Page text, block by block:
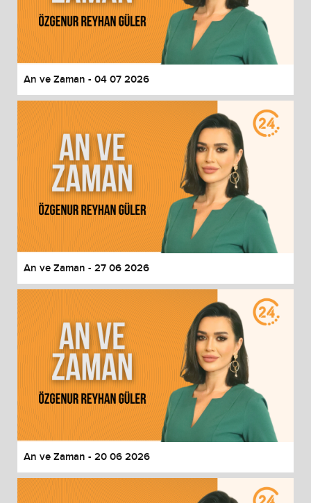
An ve Zaman - 04 07 2026
An ve Zaman - 27 06 2026
An ve Zaman - 20 06 2026